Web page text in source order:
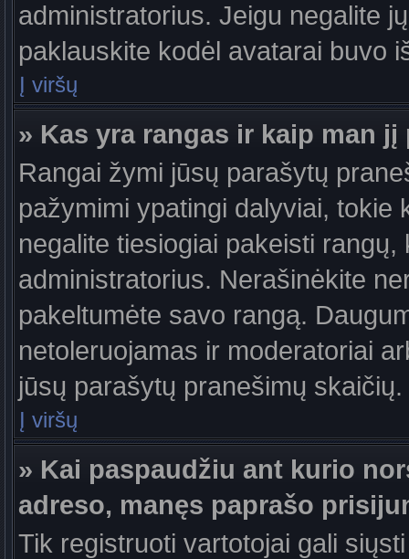
administratorius. Jeigu negalite
paklauskite kodėl avatarai buvo
Į viršų
» Kas yra rangas ir kaip man
Rangai žymi jūsų parašytų
pažymimi ypatingi dalyviai, tokie
negalite tiesiogiai pakeisti
administratorius. Nerašinėkite
pakeltumėte savo rangą.
netoleruojamas ir moderatoriai
jūsų parašytų pranešimų skaičių.
Į viršų
» Kai paspaudžiu ant kurio
adreso, manęs paprašo
Tik registruoti vartotojai gali